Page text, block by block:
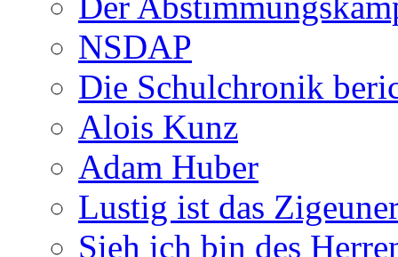
NSDAP
Die Schulchronik
Alois Kunz
Adam Huber
Lustig ist das
Sieh ich bin des